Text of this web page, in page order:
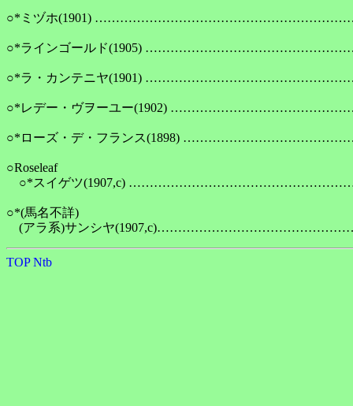
○*ミヅホ(1901)
○*ラインゴールド(1905)
○*ラ・カンテニヤ(1901)
○*レデー・ヴヲーユー(1902)
○*ローズ・デ・フランス(1898)
○Roseleaf
○*スイゲツ(1907,c)
○*(馬名不詳)
TOP Ntb